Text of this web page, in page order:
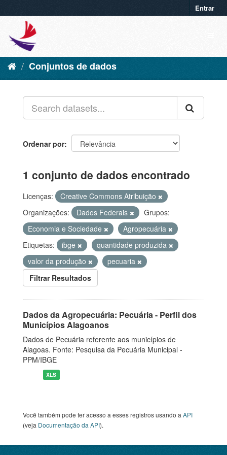
Entrar
Conjuntos de dados
Ordenar por
1 conjunto de dados encontrado
Licenças:
Creative Commons Atribuição
Organizações:
Dados Federais
Grupos:
Economia e Sociedade
Agropecuária
Etiquetas:
ibge
quantidade produzida
valor da produção
pecuaria
Filtrar Resultados
Dados da Agropecuária: Pecuária - Perfil dos
Municípios Alagoanos
Dados de Pecuária referente aos municípios de
Alagoas. Fonte: Pesquisa da Pecuária Municipal -
PPM/IBGE
XLS
Você também pode ter acesso a esses registros usando a API
(veja Documentação da API).